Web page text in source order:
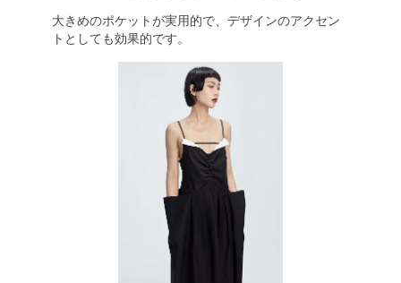
大きめのポケットが実用的で、デザインのアクセン
トとしても効果的です。